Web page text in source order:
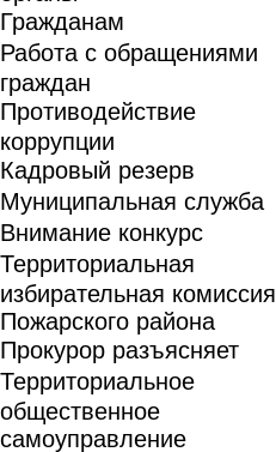
Гражданам
Работа с обращениями
граждан
Противодействие
коррупции
Кадровый резерв
Муниципальная служба
Внимание конкурс
Территориальная
избирательная комиссия
Пожарского района
Прокурор разъясняет
Территориальное
общественное
самоуправление